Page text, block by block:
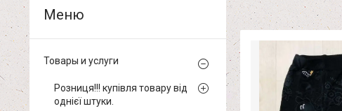
Товары и услуги
Розниця!!! купівля товару від
однієї штуки.